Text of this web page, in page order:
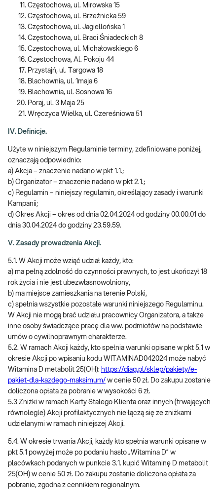
Częstochowa, ul. Mirowska 15
Częstochowa, ul. Brzeźnicka 59
Częstochowa, ul. Jagiellońska 1
Częstochowa, ul. Braci Śniadeckich 8
Częstochowa, ul. Michałowskiego 6
Częstochowa, Al. Pokoju 44
Przystajń, ul. Targowa 18
Blachownia, ul. 1maja 6
Blachownia, ul. Sosnowa 16
Poraj, ul. 3 Maja 25
Wręczyca Wielka, ul. Czereśniowa 51
IV. Definicje.
Użyte w niniejszym Regulaminie terminy, zdefiniowane poniżej,
oznaczają odpowiednio:
a) Akcja – znaczenie nadano w pkt 1.1.;
b) Organizator – znaczenie nadano w pkt 2.1.;
c) Regulamin – niniejszy regulamin, określający zasady i warunki
Kampanii;
d) Okres Akcji – okres od dnia 02.04.2024 od godziny 00.00.01 do
dnia 30.04.2024 do godziny 23.59.59.
V. Zasady prowadzenia Akcji.
5.1. W Akcji może wziąć udział każdy, kto:
a) ma pełną zdolność do czynności prawnych, to jest ukończył 18
rok życia i nie jest ubezwłasnowolniony,
b) ma miejsce zamieszkania na terenie Polski,
c) spełnia wszystkie pozostałe warunki niniejszego Regulaminu.
W Akcji nie mogą brać udziału pracownicy Organizatora, a także
inne osoby świadczące pracę dla ww. podmiotów na podstawie
umów o cywilnoprawnym charakterze.
5.2. W ramach Akcji każdy, kto spełnia warunki opisane w pkt 5.1 w
okresie Akcji po wpisaniu kodu WITAMINAD042024 może nabyć
Witamina D metabolit 25(OH): https://diag.pl/sklep/pakiety/e-
pakiet-dla-kazdego-maksimum/ w cenie 50 zł. Do zakupu zostanie
doliczona opłata za pobranie w wysokości 6 zł.
5.3 Zniżki w ramach Karty Stałego Klienta oraz innych (trwających
równolegle) Akcji profilaktycznych nie łączą się ze zniżkami
udzielanymi w ramach niniejszej Akcji.
5.4. W okresie trwania Akcji, każdy kto spełnia warunki opisane w
pkt 5.1 powyżej może po podaniu hasło „Witamina D” w
placówkach podanych w punkcie 3.1. kupić Witaminę D metabolit
25(OH) w cenie 50 zł. Do zakupu zostanie doliczona opłata za
pobranie, zgodna z cennikiem regionalnym.